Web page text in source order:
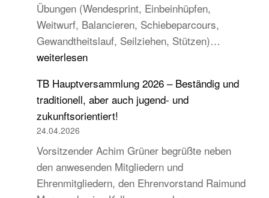
Übungen (Wendesprint, Einbeinhüpfen,
Weitwurf, Balancieren, Schiebeparcours,
Gewandtheitslauf, Seilziehen, Stützen)…
beim
des
weiterlesen
TB Hauptversammlung 2026 – Beständig und
traditionell, aber auch jugend- und
zukunftsorientiert!
24.04.2026
Vorsitzender Achim Grüner begrüßte neben
den anwesenden Mitgliedern und
Ehrenmitgliedern, den Ehrenvorstand Raimund